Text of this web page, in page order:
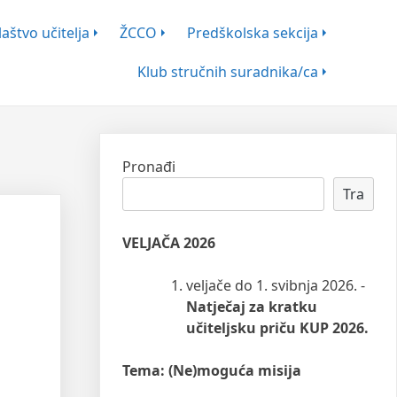
učitelja ŽCCO
Predškolska sekcija
Klub stručnih suradnika/ca
Pronađi
Tra
VELJAČA 2026
veljače do 1. svibnja 2026. -
Natječaj za kratku
učiteljsku priču KUP 2026.
Tema: (Ne)moguća misija